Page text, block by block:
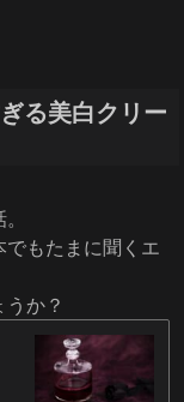
る美白クリー
もたまに聞くエ
か？